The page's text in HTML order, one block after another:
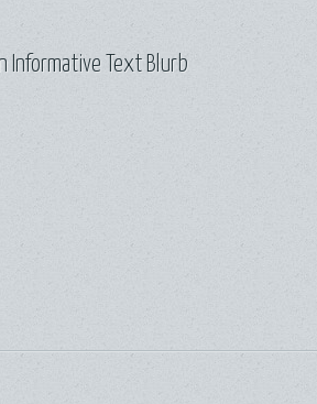
Informative Text Blurb